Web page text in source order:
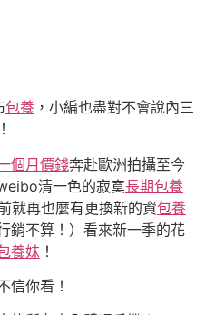
包養 ，小編也盡對不會說內三
個月價錢奔赴歐洲拍攝至今
清一色的寂寞長期包養
就再也麼有更換新的資包養
銷不算！）看來新一季的花
養妹 ！
信你看！